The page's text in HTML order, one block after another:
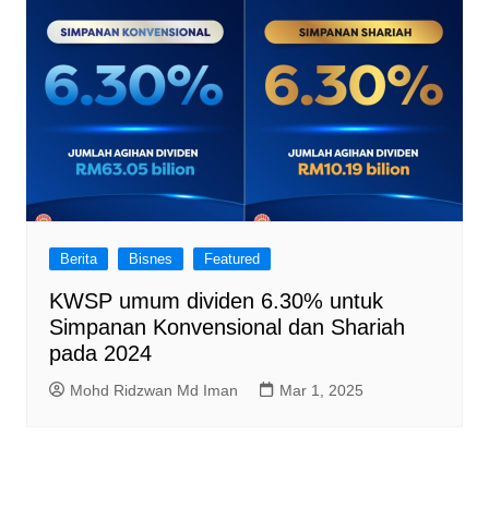
Berita Bisnes Featured
KWSP umum dividen 6.30% untuk
Simpanan Konvensional dan Shariah
pada 2024
Mohd Ridzwan Md Iman Mar 1, 2025